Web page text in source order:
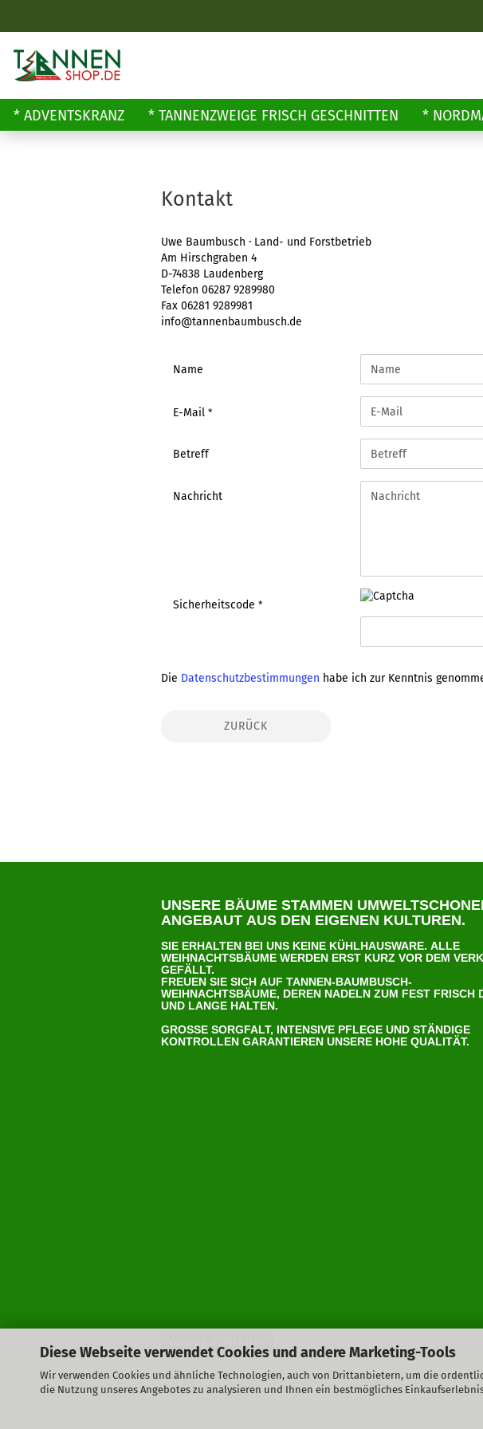
Diese Webseite verwendet Cookies und andere Marketing-Tools
Wir verwenden Cookies und ähnliche Technologien, auch von Drittanbietern, um die
die Nutzung unseres Angebotes zu analysieren und Ihnen ein bestmögliches
* ADVENTSKRANZ * TANNENZWEIGE FRISCH GESCHNITTEN *
Kontakt
Uwe Baumbusch · Land- und Forstbetrieb
Am Hirschgraben 4
D-74838 Laudenberg
Telefon 06287 9289980
Fax 06281 9289981
info@tannenbaumbusch.de
Name
E-Mail
Betreff
Nachricht
Sicherheitscode
DATENSCHUTZBESTIMMUNGEN
Die Datenschutzbestimmungen habe ich zur Kenntnis
ZURÜCK
UNSERE BÄUME STAMMEN
ANGEBAUT AUS DEN EIGENEN
SIE ERHALTEN BEI UNS KEINE KÜHLHAUSWARE. ALLE
WEIHNACHTSBÄUME WERDEN ERST KURZ VOR DEM
GEFÄLLT.
FREUEN SIE SICH AUF TANNEN-BAUMBUSCH-
WEIHNACHTSBÄUME, DEREN NADELN ZUM FEST FRISCH
UND LANGE HALTEN.
GROSSE SORGFALT, INTENSIVE PFLEGE UND STÄNDIGE K
ONTROLLEN GARANTIEREN UNSERE HOHE QUALITÄT.